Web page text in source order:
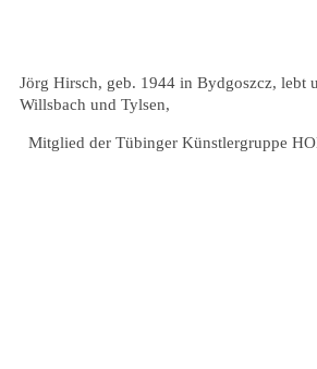
Jörg Hirsch, geb. 1944 in Bydgoszcz, lebt
Willsbach und Tylsen,
Mitglied der Tübinger Künstlergruppe